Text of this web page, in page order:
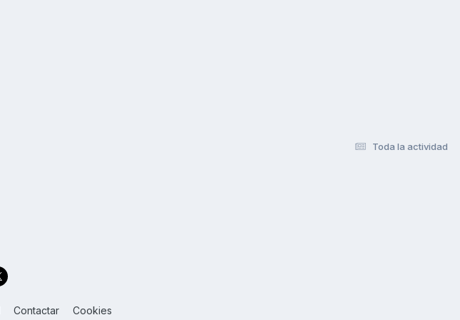
Toda la actividad
Contactar Cookies